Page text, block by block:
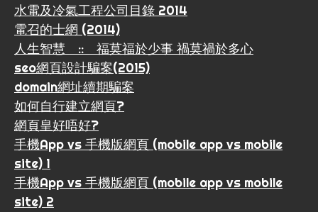
水電及冷氣工程公司目錄 2014
電召的士網 (2014)
人生智慧 :: 福莫福於少事 禍莫禍於多心
seo網頁設計騙案(2015)
domain網址續期騙案
如何自行建立網頁?
網頁皇好唔好?
手機App vs 手機版網頁 (mobile app vs mobile
site) 1
手機App vs 手機版網頁 (mobile app vs mobile
site) 2